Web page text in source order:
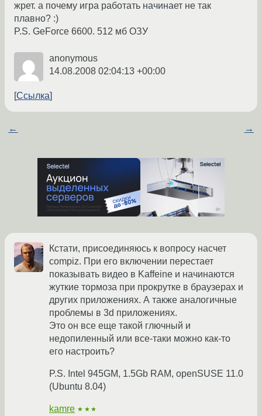
жрет. а почему игра работать начинает не так
плавно? :)
P.S. GeForce 6600. 512 мб ОЗУ
anonymous
14.08.2008 02:04:13 +00:00
Ссылка
← →
Кстати, присоединяюсь к вопросу насчет
compiz. При его включении перестает
показывать видео в Kaffeine и начинаются
жуткие тормоза при прокрутке в браузерах и
других приложениях. А также аналогичные
проблемы в 3d приложениях.
Это он все еще такой глючный и
недопиленный или все-таки можно как-то
его настроить?
P.S. Intel 945GM, 1.5Gb RAM, openSUSE 11.0
(Ubuntu 8.04)
kamre ★★★